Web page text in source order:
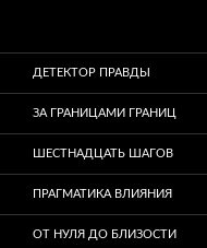
ДЕТЕКТОР ПРАВДЫ
ЗА ГРАНИЦАМИ ГРАНИЦ
ШЕСТНАДЦАТЬ ШАГОВ
ПРАГМАТИКА ВЛИЯНИЯ
ОТ НУЛЯ ДО БЛИЗОСТИ